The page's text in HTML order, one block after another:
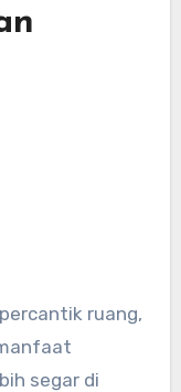
ruang,
segar di